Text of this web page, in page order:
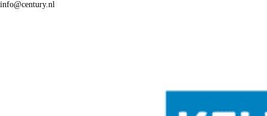
omstandigheden.
info@century.nl